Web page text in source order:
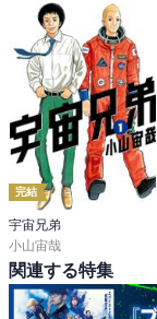
完結
宇宙兄弟
小山宙哉
関連する特集